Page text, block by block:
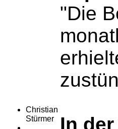
Christian
Stürmer
"Die
In